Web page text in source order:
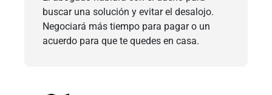
buscar una solución y evitar el desalojo.
Negociará más tiempo para pagar o un
acuerdo para que te quedes en casa.